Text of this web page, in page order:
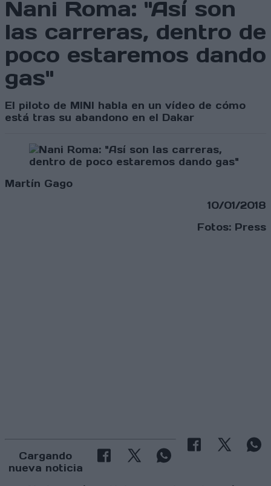
Nani Roma: "Así son
las carreras, dentro de
poco estaremos dando
gas"
El piloto de MINI habla en un vídeo de cómo
está tras su abandono en el Dakar
Martín Gago
10/01/2018
Fotos: Press
Cargando
nueva noticia